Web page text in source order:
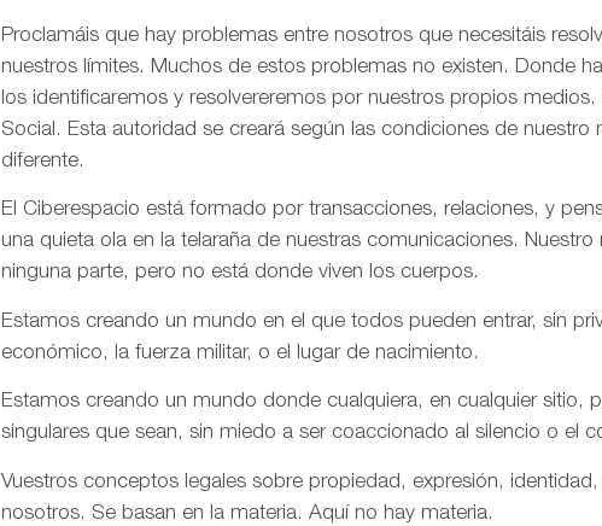
Proclamáis que hay problemas entre nosotros que necesitáis
nuestros límites. Muchos de estos problemas no existen. Donde
los identificaremos y resolvereremos por nuestros propios
Social. Esta autoridad se creará según las condiciones de
diferente.
El Ciberespacio está formado por transacciones, relaciones, y
una quieta ola en la telaraña de nuestras comunicaciones.
ninguna parte, pero no está donde viven los cuerpos.
Estamos creando un mundo en el que todos pueden entrar, sin
económico, la fuerza militar, o el lugar de nacimiento.
Estamos creando un mundo donde cualquiera, en cualquier sitio,
singulares que sean, sin miedo a ser coaccionado al silencio o el
Vuestros conceptos legales sobre propiedad, expresión,
nosotros. Se basan en la materia. Aquí no hay materia.